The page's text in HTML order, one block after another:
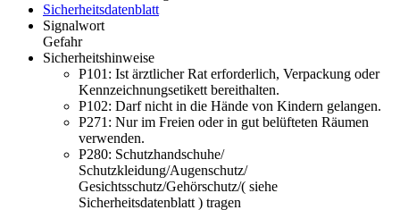
Sicherheitsdatenblatt
Signalwort
Gefahr
Sicherheitshinweise
P101: Ist ärztlicher Rat erforderlich, Verpackung oder
Kennzeichnungsetikett bereithalten.
P102: Darf nicht in die Hände von Kindern gelangen.
P271: Nur im Freien oder in gut belüfteten Räumen
verwenden.
P280: Schutzhandschuhe/
Schutzkleidung/Augenschutz/
Gesichtsschutz/Gehörschutz/( siehe
Sicherheitsdatenblatt ) tragen